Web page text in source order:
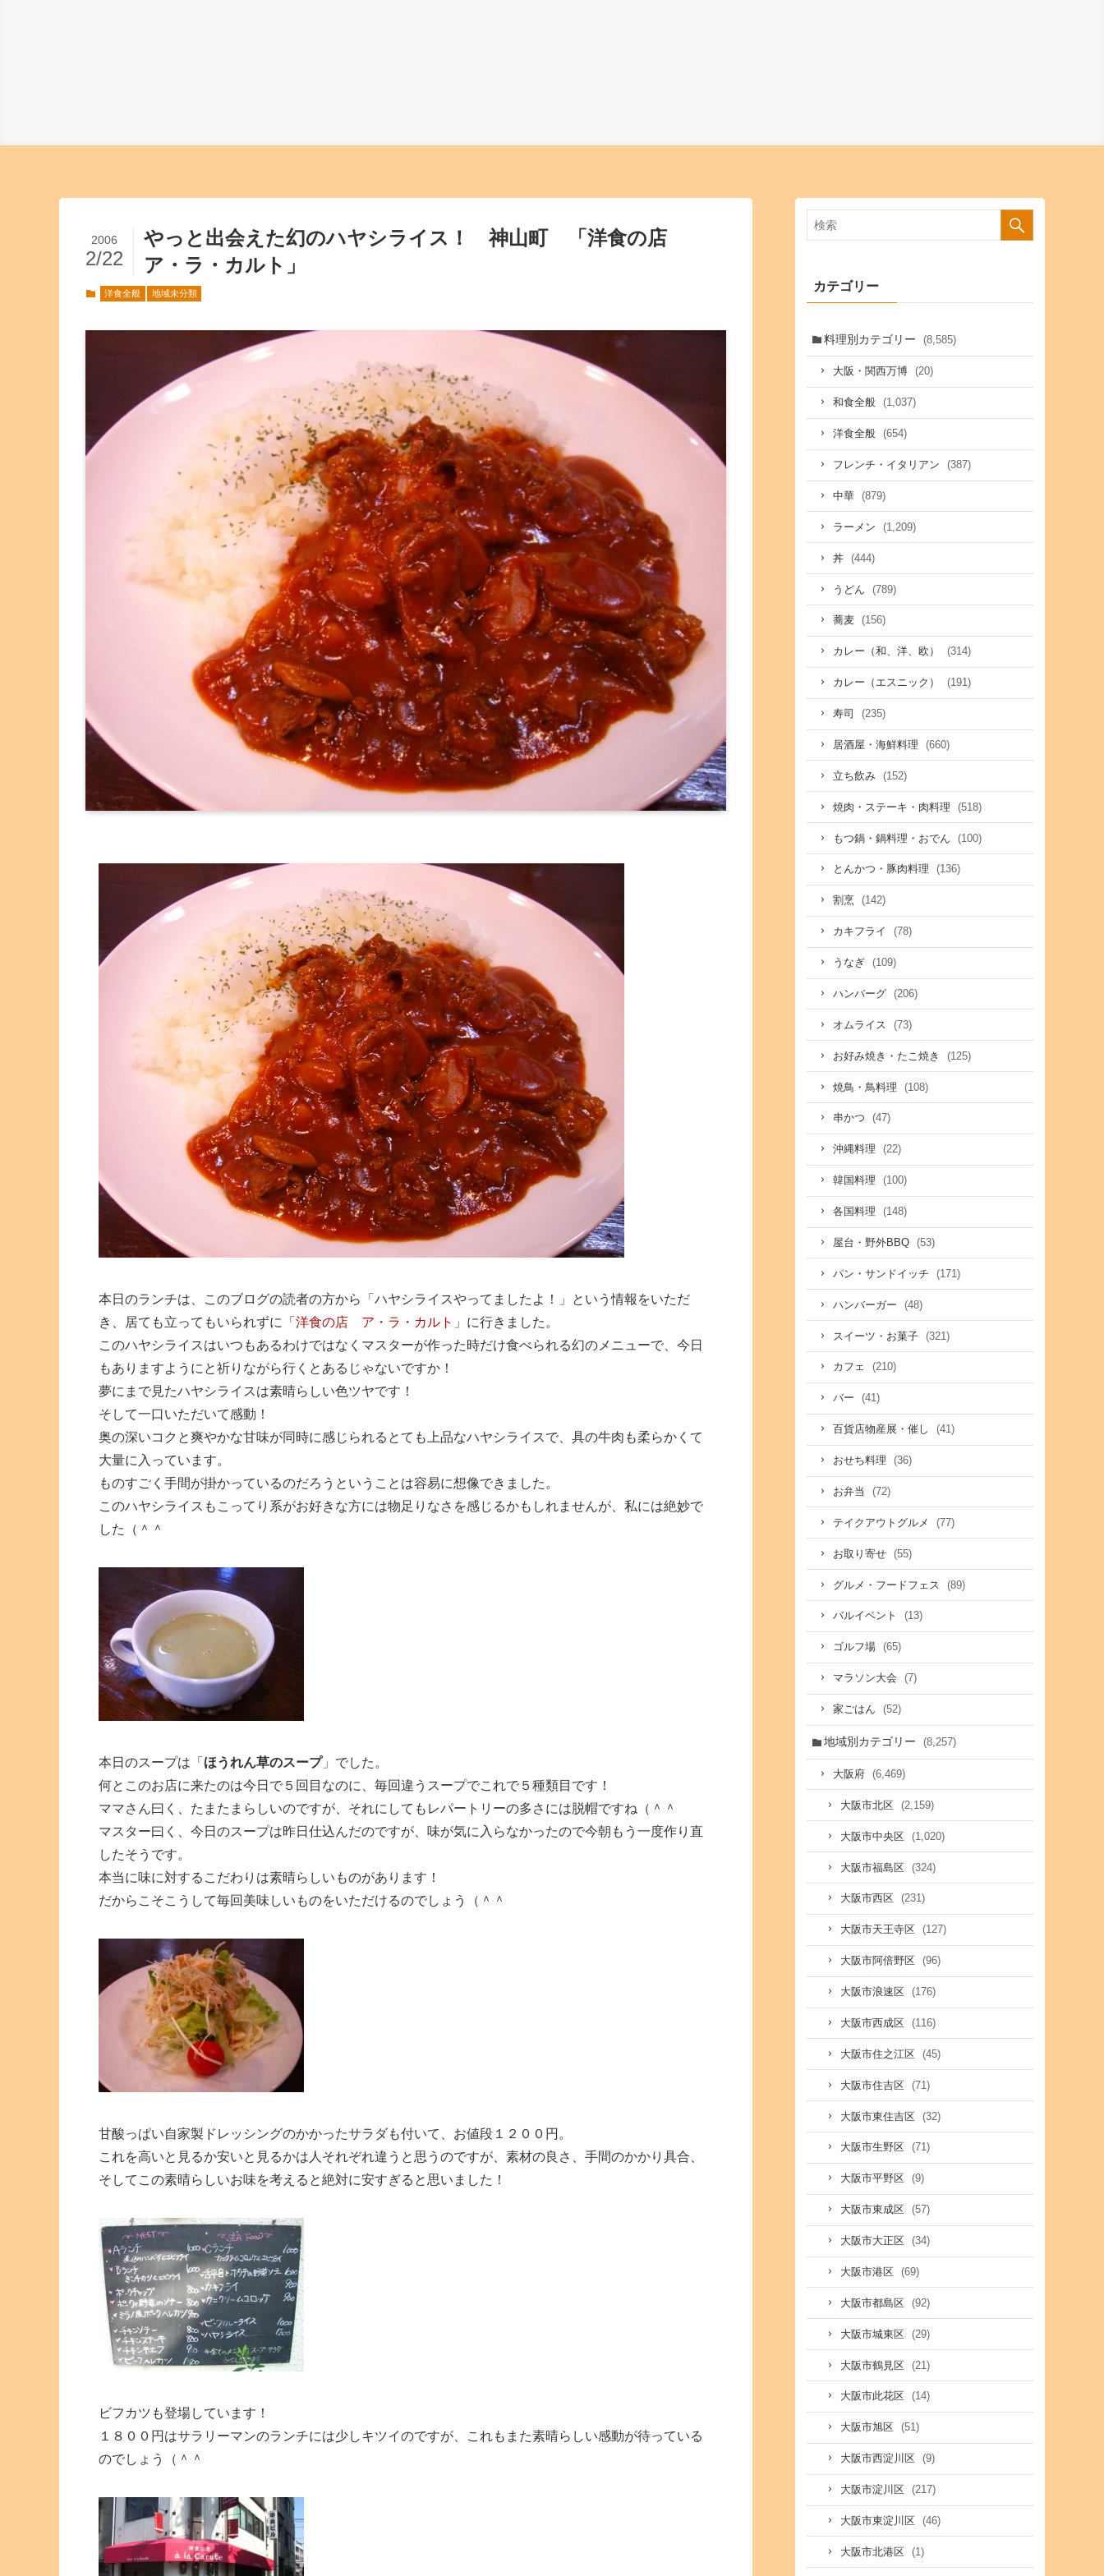
やっと出会えた幻のハヤシライス！ 神山町 「洋食の店
ア・ラ・カルト」
2006
2/22
洋食全般 地域未分類
本日のランチは、このブログの読者の方から「ハヤシライスやってましたよ！」という情報をいただ
き、居ても立ってもいられずに「 洋食の店 ア・ラ・カルト 」に行きました。
このハヤシライスはいつもあるわけではなくマスターが作った時だけ食べられる幻のメニューで、今日
もありますようにと祈りながら行くとあるじゃないですか！
夢にまで見たハヤシライスは素晴らしい色ツヤです！
そして一口いただいて感動！
奥の深いコクと爽やかな甘味が同時に感じられるとても上品なハヤシライスで、具の牛肉も柔らかくて
大量に入っています。
ものすごく手間が掛かっているのだろうということは容易に想像できました。
このハヤシライスもこってり系がお好きな方には物足りなさを感じるかもしれませんが、私には絶妙で
した（＾＾
本日のスープは「 ほうれん草のスープ」でした。
何とこのお店に来たのは今日で５回目なのに、毎回違うスープでこれで５種類目です！
ママさん曰く、たまたまらしいのですが、それにしてもレパートリーの多さには脱帽ですね（＾＾
マスター曰く、今日のスープは昨日仕込んだのですが、味が気に入らなかったので今朝もう一度作り直
したそうです。
本当に味に対するこだわりは素晴らしいものがあります！
だからこそこうして毎回美味しいものをいただけるのでしょう（＾＾
甘酸っぱい自家製ドレッシングのかかったサラダも付いて、お値段１２００円。
これを高いと見るか安いと見るかは人それぞれ違うと思うのですが、素材の良さ、手間のかかり具合、
そしてこの素晴らしいお味を考えると絶対に安すぎると思いました！
ビフカツも登場しています！
１８００円はサラリーマンのランチには少しキツイのですが、これもまた素晴らしい感動が待っている
のでしょう（＾＾
カテゴリー
料理別カテゴリー (8,585)
大阪・関西万博 (20)
和食全般 (1,037)
洋食全般 (654)
フレンチ・イタリアン (387)
中華 (879)
ラーメン (1,209)
丼 (444)
うどん (789)
蕎麦 (156)
カレー（和、洋、欧） (314)
カレー（エスニック） (191)
寿司 (235)
居酒屋・海鮮料理 (660)
立ち飲み (152)
焼肉・ステーキ・肉料理 (518)
もつ鍋・鍋料理・おでん (100)
とんかつ・豚肉料理 (136)
割烹 (142)
カキフライ (78)
うなぎ (109)
ハンバーグ (206)
オムライス (73)
お好み焼き・たこ焼き (125)
焼鳥・鳥料理 (108)
串かつ (47)
沖縄料理 (22)
韓国料理 (100)
各国料理 (148)
屋台・野外BBQ (53)
パン・サンドイッチ (171)
ハンバーガー (48)
スイーツ・お菓子 (321)
カフェ (210)
バー (41)
百貨店物産展・催し (41)
おせち料理 (36)
お弁当 (72)
テイクアウトグルメ (77)
お取り寄せ (55)
グルメ・フードフェス (89)
バルイベント (13)
ゴルフ場 (65)
マラソン大会 (7)
家ごはん (52)
地域別カテゴリー (8,257)
大阪府 (6,469)
大阪市北区 (2,159)
大阪市中央区 (1,020)
大阪市福島区 (324)
大阪市西区 (231)
大阪市天王寺区 (127)
大阪市阿倍野区 (96)
大阪市浪速区 (176)
大阪市西成区 (116)
大阪市住之江区 (45)
大阪市住吉区 (71)
大阪市東住吉区 (32)
大阪市生野区 (71)
大阪市平野区 (9)
大阪市東成区 (57)
大阪市大正区 (34)
大阪市港区 (69)
大阪市都島区 (92)
大阪市城東区 (29)
大阪市鶴見区 (21)
大阪市此花区 (14)
大阪市旭区 (51)
大阪市西淀川区 (9)
大阪市淀川区 (217)
大阪市東淀川区 (46)
大阪市北港区 (1)